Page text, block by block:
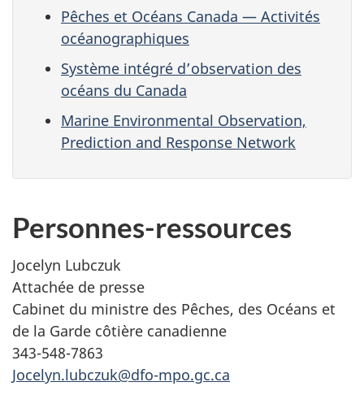
Pêches et Océans Canada — Activités
océanographiques
Système intégré d’observation des
océans du Canada
Marine Environmental Observation,
Prediction and Response Network
Personnes-ressources
Jocelyn Lubczuk
Attachée de presse
Cabinet du ministre des Pêches, des Océans et
de la Garde côtière canadienne
343-548-7863
Jocelyn.lubczuk@dfo-mpo.gc.ca